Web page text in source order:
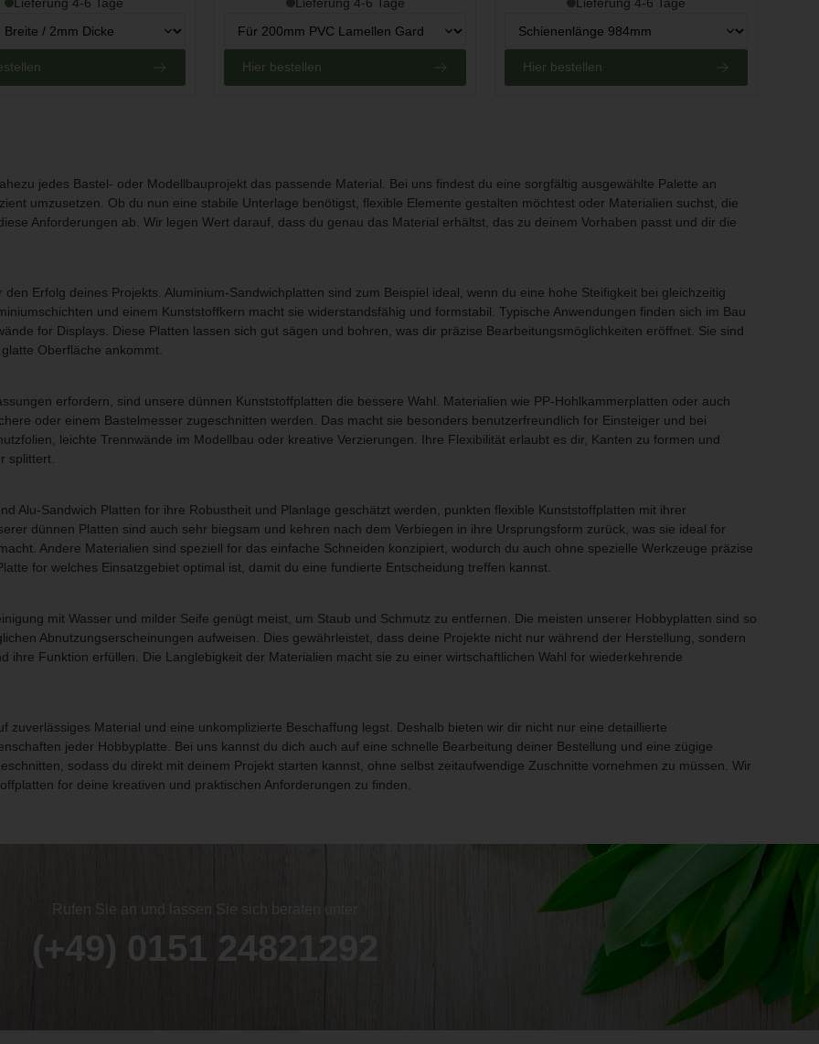
Hier bestellen Hier bestellen
jedes Bastel- oder Modellbauprojekt das passende Material. Bei uns findest du eine sorgfältig ausgewählte Palette an
umzusetzen. Ob du nun eine stabile Unterlage benötigst, flexible Elemente gestalten möchtest oder Materialien suchst, die
Anforderungen ab. Wir legen Wert darauf, dass du genau das Material erhältst, das zu deinem Vorhaben passt und dir die
Erfolg deines Projekts. Aluminium-Sandwichplatten sind zum Beispiel ideal, wenn du eine hohe Steifigkeit bei gleichzeitig
und einem Kunststoffkern macht sie widerstandsfähig und formstabil. Typische Anwendungen finden sich im Bau
for Displays. Diese Platten lassen sich gut sägen und bohren, was dir präzise Bearbeitungsmöglichkeiten eröffnet. Sie sind
Oberfläche ankommt.
erfordern, sind unsere dünnen Kunststoffplatten die bessere Wahl. Materialien wie PP-Hohlkammerplatten oder auch
oder einem Bastelmesser zugeschnitten werden. Das macht sie besonders benutzerfreundlich for Einsteiger und bei
leichte Trennwände im Modellbau oder kreative Verzierungen. Ihre Flexibilität erlaubt es dir, Kanten zu formen und
splittert.
Alu-Sandwich Platten for ihre Robustheit und Planlage geschätzt werden, punkten flexible Kunststoffplatten mit ihrer
dünnen Platten sind auch sehr biegsam und kehren nach dem Verbiegen in ihre Ursprungsform zurück, was sie ideal for
Andere Materialien sind speziell for das einfache Schneiden konzipiert, wodurch du auch ohne spezielle Werkzeuge präzise
for welches Einsatzgebiet optimal ist, damit du eine fundierte Entscheidung treffen kannst.
mit Wasser und milder Seife genügt meist, um Staub und Schmutz zu entfernen. Die meisten unserer Hobbyplatten sind so
Abnutzungserscheinungen aufweisen. Dies gewährleistet, dass deine Projekte nicht nur während der Herstellung, sondern
ihre Funktion erfüllen. Die Langlebigkeit der Materialien macht sie zu einer wirtschaftlichen Wahl for wiederkehrende
zuverlässiges Material und eine unkomplizierte Beschaffung legst. Deshalb bieten wir dir nicht nur eine detaillierte
jeder Hobbyplatte. Bei uns kannst du dich auch auf eine schnelle Bearbeitung deiner Bestellung und eine zügige
sodass du direkt mit deinem Projekt starten kannst, ohne selbst zeitaufwendige Zuschnitte vornehmen zu müssen. Wir
for deine kreativen und praktischen Anforderungen zu finden.
Rufen Sie an und lassen Sie sich beraten unter
(+49) 0151 24821292